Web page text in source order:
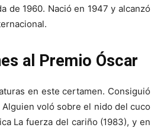
de 1960. Nació en 1947 y alcanzó
al Premio Óscar
en este certamen. Consiguió
voló sobre el nido del cuco
La fuerza del cariño (1983), y en